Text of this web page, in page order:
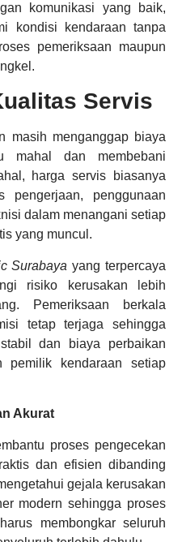
komunikasi yang baik,
kondisi kendaraan tanpa
pemeriksaan maupun
Servis
masih menganggap biaya
mahal dan membebani
harga servis biasanya
pengerjaan, penggunaan
dalam menangani setiap
yang muncul.
Surabaya yang terpercaya
risiko kerusakan lebih
Pemeriksaan berkala
tetap terjaga sehingga
dan biaya perbaikan
pemilik kendaraan setiap
Akurat
proses pengecekan
dan efisien dibanding
gejala kerusakan
modern sehingga proses
membongkar seluruh